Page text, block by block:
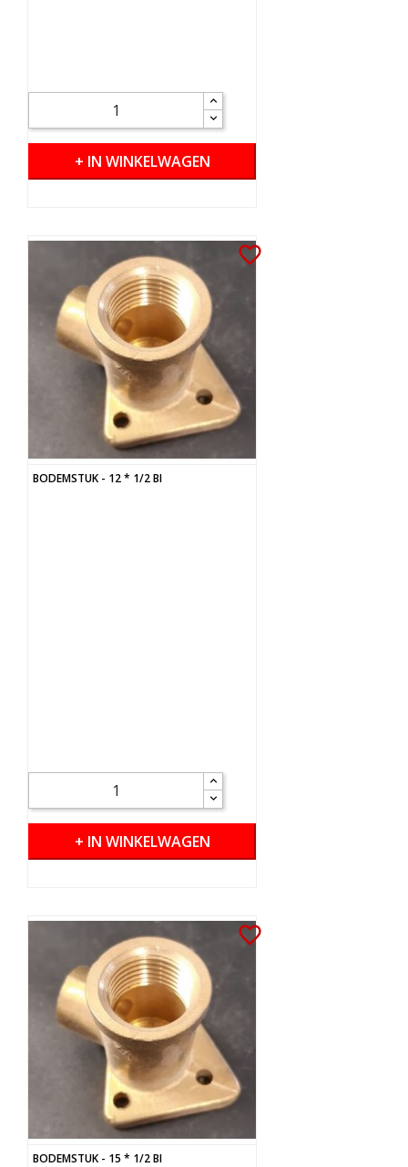
+ IN WINKELWAGEN
favorite_border
BODEMSTUK - 12 * 1/2 BI
+ IN WINKELWAGEN
favorite_border
BODEMSTUK - 15 * 1/2 BI